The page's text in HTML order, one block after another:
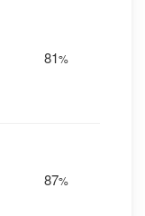
81%
87%